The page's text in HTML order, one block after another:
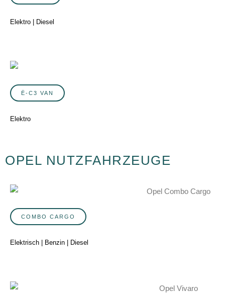
Elektro | Diesel
Ë-C3 VAN
Elektro
OPEL NUTZFAHRZEUGE
COMBO CARGO
Elektrisch | Benzin | Diesel